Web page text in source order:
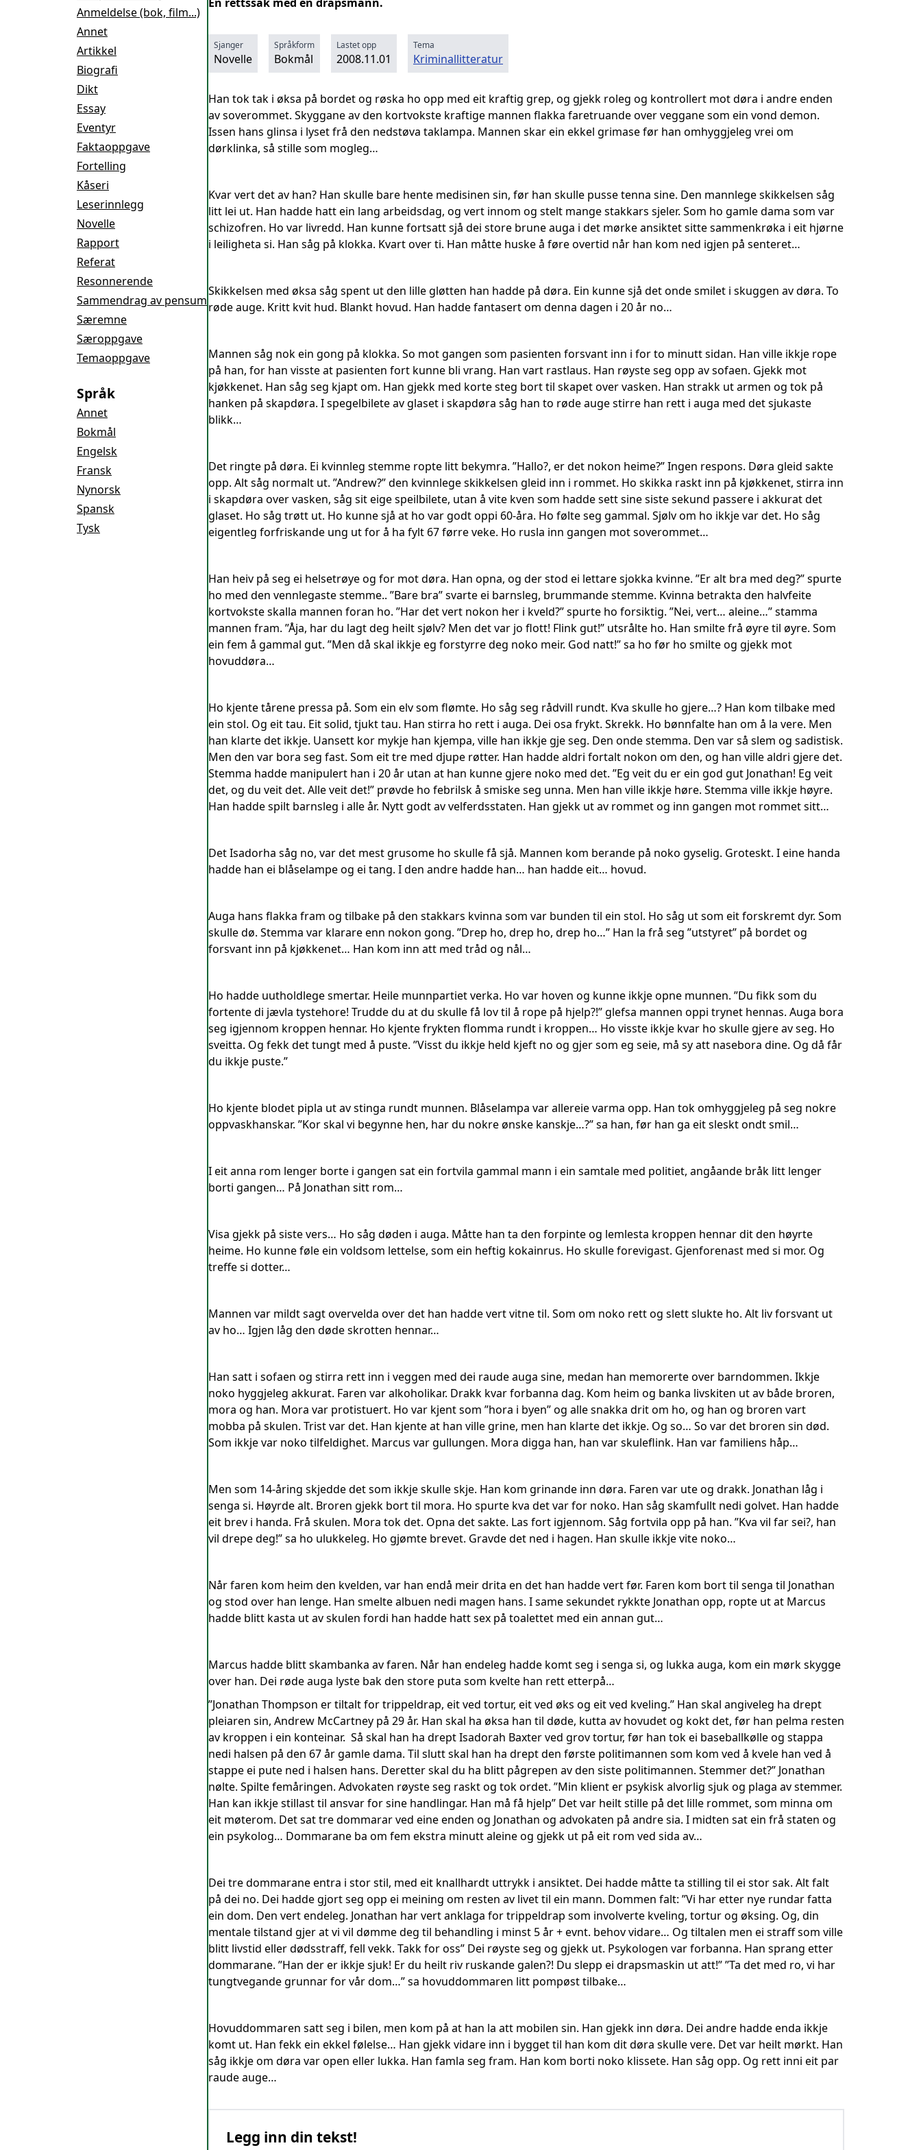
Anmeldelse (bok, film...)
Annet
Artikkel
Biografi
Dikt
Essay
Eventyr
Faktaoppgave
Fortelling
Kåseri
Leserinnlegg
Novelle
Rapport
Referat
Resonnerende
Sammendrag av pensum
Særemne
Særoppgave
Temaoppgave
Språk
Annet
Bokmål
Engelsk
Fransk
Nynorsk
Spansk
Tysk
Sjanger
Novelle
Språkform
Bokmål
Lastet opp
2008.11.01
Tema
Kriminallitteratur
Han tok tak i øksa på bordet og røska ho opp med eit kraftig grep, og gjekk roleg og kontrollert mot døra i andre enden
av soverommet. Skyggane av den kortvokste kraftige mannen flakka faretruande over veggane som ein vond demon.
Issen hans glinsa i lyset frå den nedstøva taklampa. Mannen skar ein ekkel grimase før han omhyggjeleg vrei om
dørklinka, så stille som mogleg…
Kvar vert det av han? Han skulle bare hente medisinen sin, før han skulle pusse tenna sine. Den mannlege skikkelsen såg
litt lei ut. Han hadde hatt ein lang arbeidsdag, og vert innom og stelt mange stakkars sjeler. Som ho gamle dama som var
schizofren. Ho var livredd. Han kunne fortsatt sjå dei store brune auga i det mørke ansiktet sitte sammenkrøka i eit hjørne
i leiligheta si. Han såg på klokka. Kvart over ti. Han måtte huske å føre overtid når han kom ned igjen på senteret…
Skikkelsen med øksa såg spent ut den lille gløtten han hadde på døra. Ein kunne sjå det onde smilet i skuggen av døra. To
røde auge. Kritt kvit hud. Blankt hovud. Han hadde fantasert om denna dagen i 20 år no…
Mannen såg nok ein gong på klokka. So mot gangen som pasienten forsvant inn i for to minutt sidan. Han ville ikkje rope
på han, for han visste at pasienten fort kunne bli vrang. Han vart rastlaus. Han røyste seg opp av sofaen. Gjekk mot
kjøkkenet. Han såg seg kjapt om. Han gjekk med korte steg bort til skapet over vasken. Han strakk ut armen og tok på
hanken på skapdøra. I spegelbilete av glaset i skapdøra såg han to røde auge stirre han rett i auga med det sjukaste
blikk…
Det ringte på døra. Ei kvinnleg stemme ropte litt bekymra. ”Hallo?, er det nokon heime?” Ingen respons. Døra gleid sakte
opp. Alt såg normalt ut. ”Andrew?” den kvinnlege skikkelsen gleid inn i rommet. Ho skikka raskt inn på kjøkkenet, stirra inn
i skapdøra over vasken, såg sit eige speilbilete, utan å vite kven som hadde sett sine siste sekund passere i akkurat det
glaset. Ho såg trøtt ut. Ho kunne sjå at ho var godt oppi 60-åra. Ho følte seg gammal. Sjølv om ho ikkje var det. Ho såg
eigentleg forfriskande ung ut for å ha fylt 67 førre veke. Ho rusla inn gangen mot soverommet…
Han heiv på seg ei helsetrøye og for mot døra. Han opna, og der stod ei lettare sjokka kvinne. ”Er alt bra med deg?” spurte
ho med den vennlegaste stemme.. ”Bare bra” svarte ei barnsleg, brummande stemme. Kvinna betrakta den halvfeite
kortvokste skalla mannen foran ho. ”Har det vert nokon her i kveld?” spurte ho forsiktig. ”Nei, vert… aleine…” stamma
mannen fram. ”Åja, har du lagt deg heilt sjølv? Men det var jo flott! Flink gut!” utsrålte ho. Han smilte frå øyre til øyre. Som
ein fem å gammal gut. ”Men då skal ikkje eg forstyrre deg noko meir. God natt!” sa ho før ho smilte og gjekk mot
hovuddøra…
Ho kjente tårene pressa på. Som ein elv som flømte. Ho såg seg rådvill rundt. Kva skulle ho gjere…? Han kom tilbake med
ein stol. Og eit tau. Eit solid, tjukt tau. Han stirra ho rett i auga. Dei osa frykt. Skrekk. Ho bønnfalte han om å la vere. Men
han klarte det ikkje. Uansett kor mykje han kjempa, ville han ikkje gje seg. Den onde stemma. Den var så slem og sadistisk.
Men den var bora seg fast. Som eit tre med djupe røtter. Han hadde aldri fortalt nokon om den, og han ville aldri gjere det.
Stemma hadde manipulert han i 20 år utan at han kunne gjere noko med det. ”Eg veit du er ein god gut Jonathan! Eg veit
det, og du veit det. Alle veit det!” prøvde ho febrilsk å smiske seg unna. Men han ville ikkje høre. Stemma ville ikkje høyre.
Han hadde spilt barnsleg i alle år. Nytt godt av velferdsstaten. Han gjekk ut av rommet og inn gangen mot rommet sitt…
Det Isadorha såg no, var det mest grusome ho skulle få sjå. Mannen kom berande på noko gyselig. Groteskt. I eine handa
hadde han ei blåselampe og ei tang. I den andre hadde han… han hadde eit… hovud.
Auga hans flakka fram og tilbake på den stakkars kvinna som var bunden til ein stol. Ho såg ut som eit forskremt dyr. Som
skulle dø. Stemma var klarare enn nokon gong. ”Drep ho, drep ho, drep ho…” Han la frå seg ”utstyret” på bordet og
forsvant inn på kjøkkenet… Han kom inn att med tråd og nål…
Ho hadde uutholdlege smertar. Heile munnpartiet verka. Ho var hoven og kunne ikkje opne munnen. ”Du fikk som du
fortente di jævla tystehore! Trudde du at du skulle få lov til å rope på hjelp?!” glefsa mannen oppi trynet hennas. Auga bora
seg igjennom kroppen hennar. Ho kjente frykten flomma rundt i kroppen… Ho visste ikkje kvar ho skulle gjere av seg. Ho
sveitta. Og fekk det tungt med å puste. ”Visst du ikkje held kjeft no og gjer som eg seie, må sy att nasebora dine. Og då får
du ikkje puste.”
Ho kjente blodet pipla ut av stinga rundt munnen. Blåselampa var allereie varma opp. Han tok omhyggjeleg på seg nokre
oppvaskhanskar. ”Kor skal vi begynne hen, har du nokre ønske kanskje…?” sa han, før han ga eit sleskt ondt smil…
I eit anna rom lenger borte i gangen sat ein fortvila gammal mann i ein samtale med politiet, angåande bråk litt lenger
borti gangen… På Jonathan sitt rom…
Visa gjekk på siste vers… Ho såg døden i auga. Måtte han ta den forpinte og lemlesta kroppen hennar dit den høyrte
heime. Ho kunne føle ein voldsom lettelse, som ein heftig kokainrus. Ho skulle forevigast. Gjenforenast med si mor. Og
treffe si dotter…
Mannen var mildt sagt overvelda over det han hadde vert vitne til. Som om noko rett og slett slukte ho. Alt liv forsvant ut
av ho… Igjen låg den døde skrotten hennar…
Han satt i sofaen og stirra rett inn i veggen med dei raude auga sine, medan han memorerte over barndommen. Ikkje
noko hyggjeleg akkurat. Faren var alkoholikar. Drakk kvar forbanna dag. Kom heim og banka livskiten ut av både broren,
mora og han. Mora var protistuert. Ho var kjent som ”hora i byen” og alle snakka drit om ho, og han og broren vart
mobba på skulen. Trist var det. Han kjente at han ville grine, men han klarte det ikkje. Og so… So var det broren sin død.
Som ikkje var noko tilfeldighet. Marcus var gullungen. Mora digga han, han var skuleflink. Han var familiens håp…
Men som 14-åring skjedde det som ikkje skulle skje. Han kom grinande inn døra. Faren var ute og drakk. Jonathan låg i
senga si. Høyrde alt. Broren gjekk bort til mora. Ho spurte kva det var for noko. Han såg skamfullt nedi golvet. Han hadde
eit brev i handa. Frå skulen. Mora tok det. Opna det sakte. Las fort igjennom. Såg fortvila opp på han. ”Kva vil far sei?, han
vil drepe deg!” sa ho ulukkeleg. Ho gjømte brevet. Gravde det ned i hagen. Han skulle ikkje vite noko…
Når faren kom heim den kvelden, var han endå meir drita en det han hadde vert før. Faren kom bort til senga til Jonathan
og stod over han lenge. Han smelte albuen nedi magen hans. I same sekundet rykkte Jonathan opp, ropte ut at Marcus
hadde blitt kasta ut av skulen fordi han hadde hatt sex på toalettet med ein annan gut…
Marcus hadde blitt skambanka av faren. Når han endeleg hadde komt seg i senga si, og lukka auga, kom ein mørk skygge
over han. Dei røde auga lyste bak den store puta som kvelte han rett etterpå…
”Jonathan Thompson er tiltalt for trippeldrap, eit ved tortur, eit ved øks og eit ved kveling.” Han skal angiveleg ha drept
pleiaren sin, Andrew McCartney på 29 år. Han skal ha øksa han til døde, kutta av hovudet og kokt det, før han pelma resten
av kroppen i ein konteinar. Så skal han ha drept Isadorah Baxter ved grov tortur, før han tok ei baseballkølle og stappa
nedi halsen på den 67 år gamle dama. Til slutt skal han ha drept den første politimannen som kom ved å kvele han ved å
stappe ei pute ned i halsen hans. Deretter skal du ha blitt pågrepen av den siste politimannen. Stemmer det?” Jonathan
nølte. Spilte femåringen. Advokaten røyste seg raskt og tok ordet. ”Min klient er psykisk alvorlig sjuk og plaga av stemmer.
Han kan ikkje stillast til ansvar for sine handlingar. Han må få hjelp” Det var heilt stille på det lille rommet, som minna om
eit møterom. Det sat tre dommarar ved eine enden og Jonathan og advokaten på andre sia. I midten sat ein frå staten og
ein psykolog… Dommarane ba om fem ekstra minutt aleine og gjekk ut på eit rom ved sida av…
Dei tre dommarane entra i stor stil, med eit knallhardt uttrykk i ansiktet. Dei hadde måtte ta stilling til ei stor sak. Alt falt
på dei no. Dei hadde gjort seg opp ei meining om resten av livet til ein mann. Dommen falt: ”Vi har etter nye rundar fatta
ein dom. Den vert endeleg. Jonathan har vert anklaga for trippeldrap som involverte kveling, tortur og øksing. Og, din
mentale tilstand gjer at vi vil dømme deg til behandling i minst 5 år + evnt. behov vidare… Og tiltalen men ei straff som ville
blitt livstid eller dødsstraff, fell vekk. Takk for oss” Dei røyste seg og gjekk ut. Psykologen var forbanna. Han sprang etter
dommarane. ”Han der er ikkje sjuk! Er du heilt riv ruskande galen?! Du slepp ei drapsmaskin ut att!” ”Ta det med ro, vi har
tungtvegande grunnar for vår dom…” sa hovuddommaren litt pompøst tilbake…
Hovuddommaren satt seg i bilen, men kom på at han la att mobilen sin. Han gjekk inn døra. Dei andre hadde enda ikkje
komt ut. Han fekk ein ekkel følelse… Han gjekk vidare inn i bygget til han kom dit døra skulle vere. Det var heilt mørkt. Han
såg ikkje om døra var open eller lukka. Han famla seg fram. Han kom borti noko klissete. Han såg opp. Og rett inni eit par
raude auge…
Legg inn din tekst!